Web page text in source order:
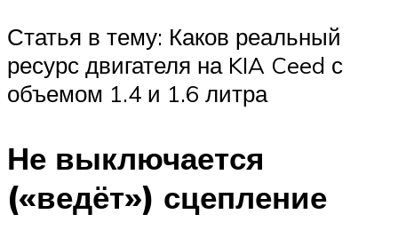
Статья в тему: Каков реальный
ресурс двигателя на KIA Ceed с
объемом 1.4 и 1.6 литра
Не выключается
(«ведёт») сцепление